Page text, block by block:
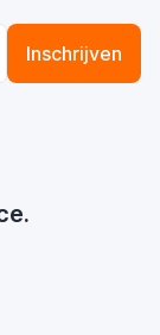
Inschrijven